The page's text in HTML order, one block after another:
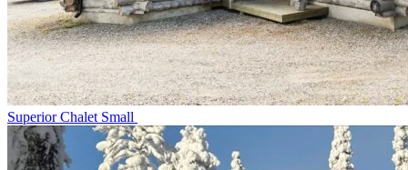
Superior Chalet Small